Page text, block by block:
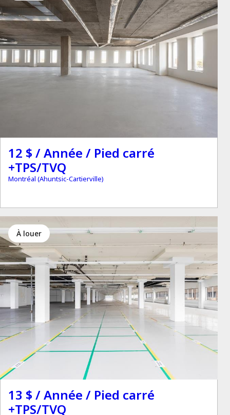
12 $ / Année / Pied carré
+TPS/TVQ
Montréal (Ahuntsic-Cartierville)
à louer
13 $ / Année / Pied carré
+TPS/TVQ